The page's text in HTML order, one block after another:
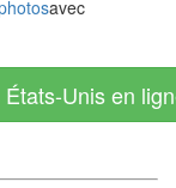
avec
Unis en